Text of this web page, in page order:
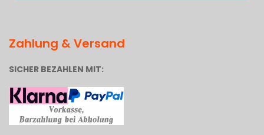
Zahlung & Versand
SICHER BEZAHLEN MIT: